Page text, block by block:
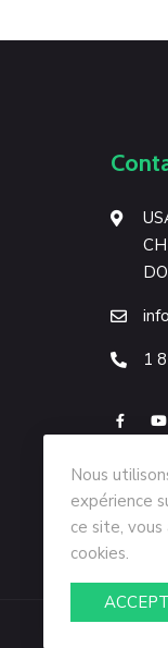
1
Nous
expérience
ce site,
cookies.
ACCEPT